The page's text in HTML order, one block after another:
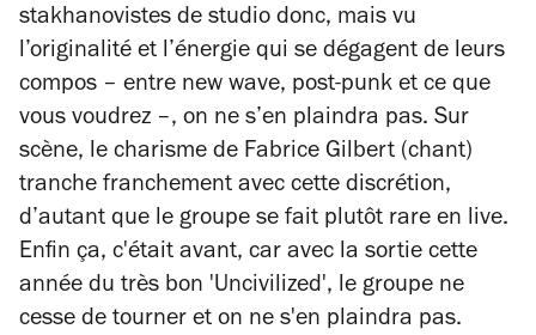
stakhanovistes de studio donc, mais vu
l’originalité et l’énergie qui se dégagent de leurs
compos – entre new wave, post-punk et ce que
vous voudrez –, on ne s’en plaindra pas. Sur
scène, le charisme de Fabrice Gilbert (chant)
tranche franchement avec cette discrétion,
d’autant que le groupe se fait plutôt rare en live.
Enfin ça, c'était avant, car avec la sortie cette
année du très bon 'Uncivilized', le groupe ne
cesse de tourner et on ne s'en plaindra pas.